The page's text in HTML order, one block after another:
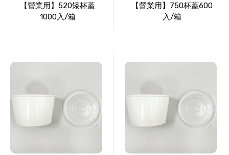
【營業用】520矮杯蓋
1000入/箱
【營業用】750杯蓋600
入/箱